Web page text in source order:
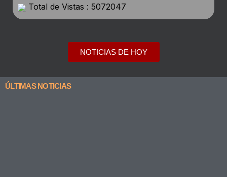
Total de Vistas : 5072047
NOTICIAS DE HOY
ÚLTIMAS NOTICIAS